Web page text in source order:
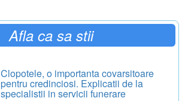
Afla ca sa stii
Clopotele, o importanta covarsitoare
pentru credinciosi. Explicatii de la
specialistii in servicii funerare